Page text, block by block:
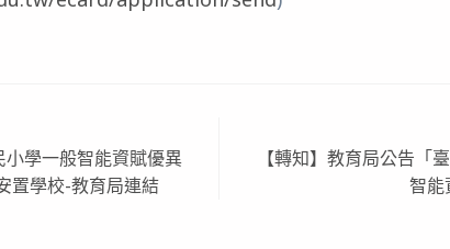
小學一般智能資賦優異
置學校-教育局連結
【轉知】教育局公告「
智能